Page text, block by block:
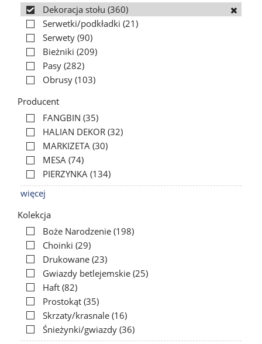
Dekoracja stołu (360)
Serwetki/podkładki (21)
Serwety (90)
Bieżniki (209)
Pasy (282)
Obrusy (103)
Producent
FANGBIN (35)
HALIAN DEKOR (32)
MARKIZETA (30)
MESA (74)
PIERZYNKA (134)
więcej
Kolekcja
Boże Narodzenie (198)
Choinki (29)
Drukowane (23)
Gwiazdy betlejemskie (25)
Haft (82)
Prostokąt (35)
Skrzaty/krasnale (16)
Śnieżynki/gwiazdy (36)